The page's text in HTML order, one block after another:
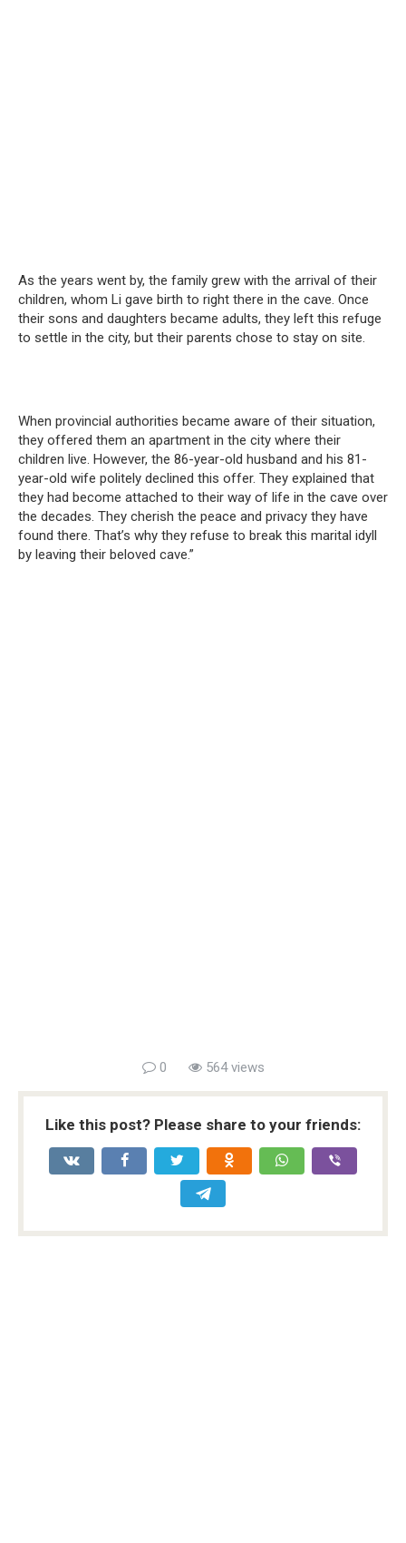
As the years went by, the family grew with the arrival of their
children, whom Li gave birth to right there in the cave. Once
their sons and daughters became adults, they left this refuge
to settle in the city, but their parents chose to stay on site.
When provincial authorities became aware of their situation,
they offered them an apartment in the city where their
children live. However, the 86-year-old husband and his 81-
year-old wife politely declined this offer. They explained that
they had become attached to their way of life in the cave over
the decades. They cherish the peace and privacy they have
found there. That’s why they refuse to break this marital idyll
by leaving their beloved cave.”
0 564 views
Like this post? Please share to your friends: